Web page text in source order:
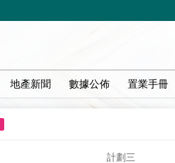
地產新聞 數據公佈 置業手冊
計劃三